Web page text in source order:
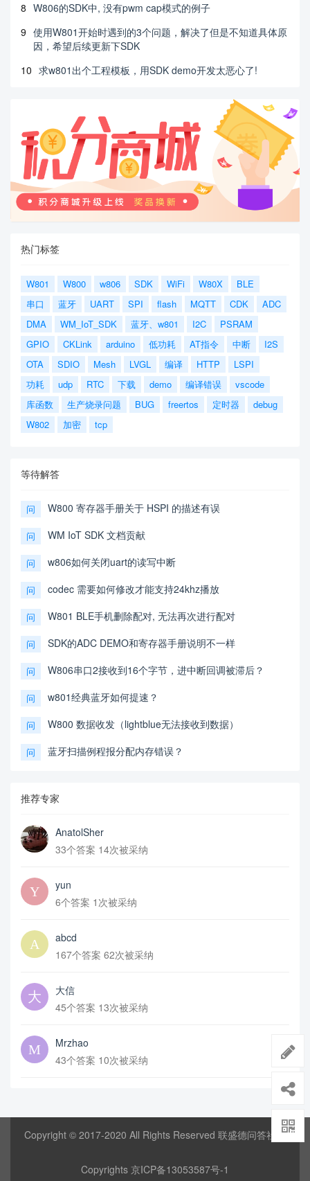
8 W806的SDK中, 没有pwm cap模式的例子
9 使用W801开始时遇到的3个问题，解决了但是不知道具体原
因，希望后续更新下SDK
10 求w801出个工程模板，用SDK demo开发太恶心了!
热门标签
W801 W800 w806 SDK WiFi W80X
BLE
串口
蓝牙 UART SPI flash MQTT CDK
ADC
DMA
WM_IoT_SDK 蓝牙、w801 I2C
PSRAM
GPIO
CKLink arduino 低功耗 AT指令 中断
I2S
OTA
SDIO Mesh LVGL 编译 HTTP
LSPI
功耗
udp RTC 下载 demo 编译错误
vscode
库函数
生产烧录问题 BUG freertos 定时器
debug
W802
加密 tcp
等待解答
问 W800 寄存器手册关于 HSPI 的描述有误
问 WM IoT SDK 文档贡献
问 w806如何关闭uart的读写中断
问 codec 需要如何修改才能支持24khz播放
问 W801 BLE手机删除配对, 无法再次进行配对
问 SDK的ADC DEMO和寄存器手册说明不一样
问 W806串口2接收到16个字节，进中断回调被滞后？
问 w801经典蓝牙如何提速？
问 W800 数据收发（lightblue无法接收到数据）
问 蓝牙扫描例程报分配内存错误？
推荐专家
AnatolSher
33个答案 14次被采纳
yun
6个答案 1次被采纳
abcd
167个答案 62次被采纳
大信
45个答案 13次被采纳
Mrzhao
43个答案 10次被采纳
Copyright © 2017-2020 All Rights Reserved 联盛德问答社区
Copyrights 京ICP备13053587号-1